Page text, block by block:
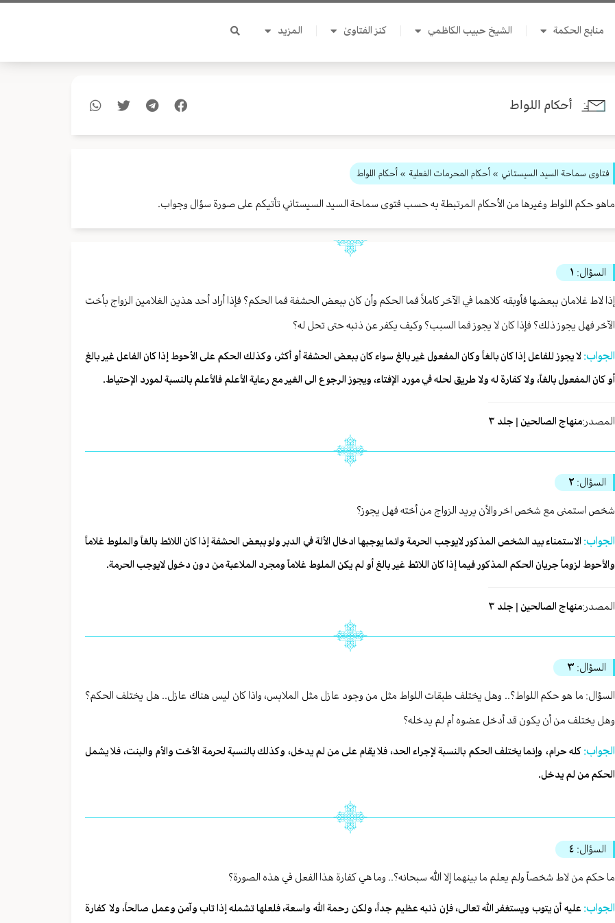
منابع الحكمة الشيخ حبيب الكاظمي كنز الفتاوىٰ المزيد
أحكام اللواط
فتاوى سماحة السيد السيستاني » أحكام المحرمات الفعلية » أحكام اللواط
ماهو حكم اللواط وغيرها من الأحكام المرتبطة به حسب فتوى سماحة السيد السيستاني تأتيكم على صورة سؤال وجواب.
السؤال: ١
إذا لاط غلامان ببعضها فأوبقه كلاهما في الآخر كاملاً فما الحكم وأن كان ببعض الحشفة فما الحكم؟ فإذا أراد أحد هذين الغلامين الزواج بأخت
الآخر فهل يجوز ذلك؟ فإذا كان لا يجوز فما السبب؟ وكيف يكفر عن ذنبه حتى تحل له؟
الجواب: لا يجوز للفاعل إذا كان بالغاً وكان المفعول غير بالغ سواء كان ببعض الحشفة أو أكثر، وكذلك الحكم على الأحوط إذا كان الفاعل غير بالغ
أو كان المفعول بالغاً، ولا كفارة له ولا طريق لحله في مورد الإفتاء، ويجوز الرجوع الى الغير مع رعاية الأعلم فالأعلم بالنسبة لمورد الإحتياط.
المصدر:منهاج الصالحين | جلد ٣
السؤال: ٢
شخص استمنى مع شخص اخر والأن يريد الزواج من أخته فهل يجوز؟
الجواب: الاستمناء بيد الشخص المذكور لايوجب الحرمة وانما يوجبها ادخال الألة في الدبر ولو ببعض الحشفة إذا كان اللائط بالغاً والملوط غلاماً
والأحوط لزوماً جريان الحكم المذكور فيما إذا كان اللائط غير بالغ أو لم يكن الملوط غلاماً ومجرد الملاعبة من دون دخول لايوجب الحرمة.
المصدر:منهاج الصالحين | جلد ٣
السؤال: ٣
السؤال: ما هو حكم اللواط؟.. وهل يختلف طبقات اللواط مثل من وجود عازل مثل الملابس، واذا كان ليس هناك عازل.. هل يختلف الحكم؟
وهل يختلف من أن يكون قد أدخل عضوه أم لم يدخله؟
الجواب: كله حرام، وإنما يختلف الحكم بالنسبة لإجراء الحد، فلا يقام على من لم يدخل، وكذلك بالنسبة لحرمة الأخت والأم والبنت، فلا يشمل
الحكم من لم يدخل.
السؤال: ٤
ما حكم من لاط شخصاً ولم يعلم ما بينهما إلا الله سبحانه؟.. وما هي كفارة هذا الفعل في هذه الصورة؟
الجواب: عليه أن يتوب ويستغفر الله تعالى، فإن ذنبه عظيم جداً، ولكن رحمة الله واسعة، فلعلها تشمله إذا تاب وآمن وعمل صالحاً، ولا كفارة